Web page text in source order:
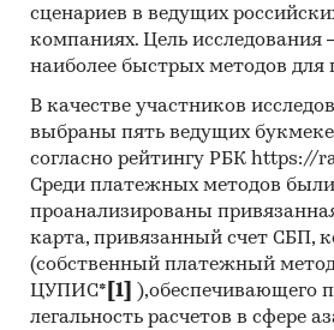
сценариев в ведущих
компаниях. Цель
наиболее быстрых методов для
В качестве участников
выбраны пять ведущих
согласно рейтингу РБК https://
Среди платежных методов были
проанализированы
карта, привязанный счет СБП,
(собственный платежный
ЦУПИС* [1]
),обеспечивающего
легальность расчетов в сфере